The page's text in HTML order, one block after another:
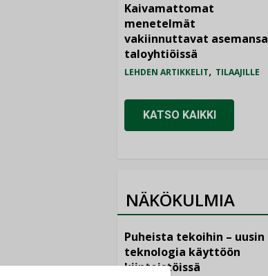
Kaivamattomat
menetelmät
vakiinnuttavat asemansa
taloyhtiöissä
LEHDEN ARTIKKELIT, TILAAJILLE
KATSO KAIKKI
NÄKÖKULMIA
Puheista tekoihin – uusin
teknologia käyttöön
kiinteistöissä